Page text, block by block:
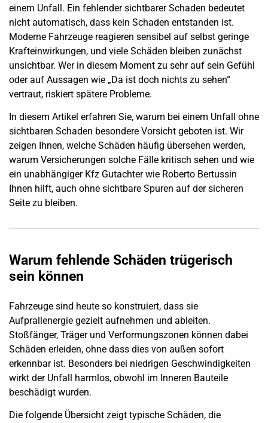
einem Unfall. Ein fehlender sichtbarerSchaden bedeutet
nicht automatisch, dass kein Schaden entstanden ist.
Moderne Fahrzeuge reagieren sensibel auf selbst geringe
Krafteinwirkungen, und viele Schäden bleiben zunächst
unsichtbar. Wer in diesem Moment zu sehr auf sein Gefühl
oder auf Aussagen wie „Da ist doch nichts zu sehen“
vertraut, riskiert spätere Probleme.
In diesem Artikel erfahren Sie, warum bei einem Unfall ohne
sichtbaren Schaden besondere Vorsicht geboten ist. Wir
zeigen Ihnen, welche Schäden häufig übersehen werden,
warum Versicherungen solche Fälle kritisch sehen und wie
ein unabhängiger Kfz Gutachter wie Roberto Bertussin
Ihnen hilft, auch ohne sichtbare Spuren auf der sicheren
Seite zu bleiben.
Warum fehlende Schäden trügerisch
sein können
Fahrzeuge sind heute so konstruiert, dass sie
Aufprallenergie gezielt aufnehmen und ableiten.
Stoßfänger, Träger und Verformungszonen können dabei
Schäden erleiden, ohne dass dies von außen sofort
erkennbar ist. Besonders bei niedrigen Geschwindigkeiten
wirkt der Unfall harmlos, obwohl im Inneren Bauteile
beschädigt wurden.
Die folgende Übersicht zeigt typische Schäden, die